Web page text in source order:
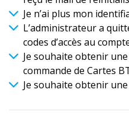
Je n’ai plus mon
L’administrateur a
codes d’accès au
Je souhaite obtenir
commande de Cartes
Je souhaite obtenir